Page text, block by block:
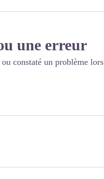
une erreur
constaté un problème lors